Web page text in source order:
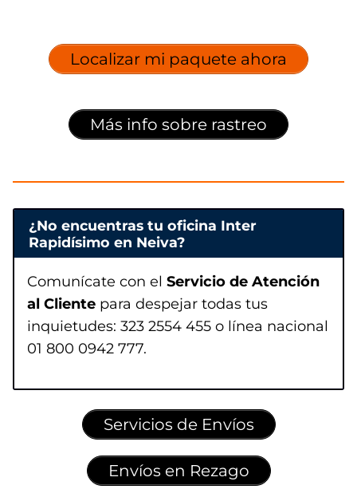
Localizar mi paquete ahora
Más info sobre rastreo
¿No encuentras tu oficina Inter
Rapidísimo en Neiva?
Comunícate con el Servicio de Atención
al Cliente para despejar todas tus
inquietudes: 323 2554 455 o línea nacional
01 800 0942 777.
Servicios de Envíos
Envíos en Rezago